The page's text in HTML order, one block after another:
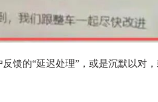
馈的“延迟处理”，或是沉默以对